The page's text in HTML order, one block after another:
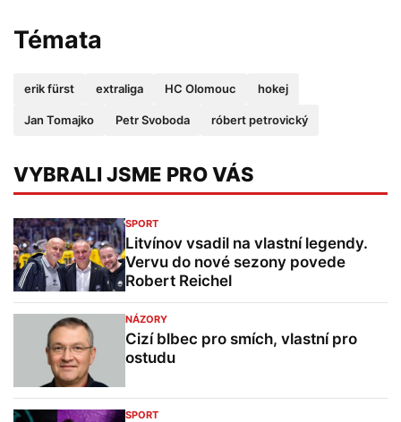
Témata
erik fürst extraliga HC Olomouc hokej
Jan Tomajko Petr Svoboda róbert petrovický
VYBRALI JSME PRO VÁS
SPORT
Litvínov vsadil na vlastní legendy.
Vervu do nové sezony povede
Robert Reichel
NÁZORY
Cizí blbec pro smích, vlastní pro
ostudu
SPORT